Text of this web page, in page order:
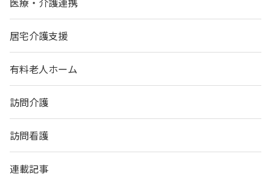
居宅介護支援
有料老人ホーム
訪問介護
訪問看護
連載記事